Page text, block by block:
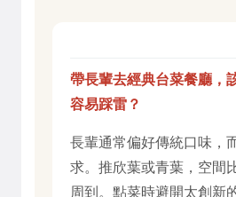
帶長輩去經典台菜餐廳，
容易踩雷？
長輩通常偏好傳統口味，
求。推欣葉或青葉，空間
周到。點菜時避開太創新